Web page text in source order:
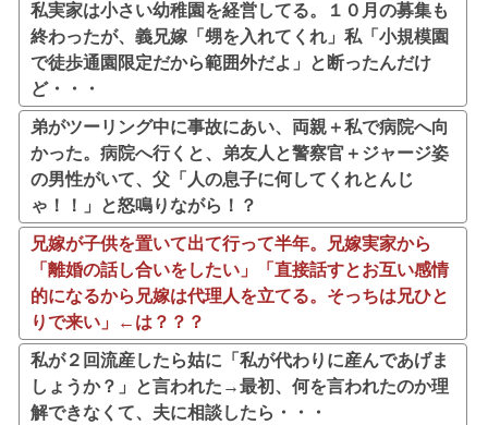
私実家は小さい幼稚園を経営してる。１０月の募集も
終わったが、義兄嫁「甥を入れてくれ」私「小規模園
で徒歩通園限定だから範囲外だよ」と断ったんだけ
ど・・・
弟がツーリング中に事故にあい、両親＋私で病院へ向
かった。病院へ行くと、弟友人と警察官＋ジャージ姿
の男性がいて、父「人の息子に何してくれとんじ
ゃ！！」と怒鳴りながら！？
兄嫁が子供を置いて出て行って半年。兄嫁実家から
「離婚の話し合いをしたい」「直接話すとお互い感情
的になるから兄嫁は代理人を立てる。そっちは兄ひと
りで来い」←は？？？
私が２回流産したら姑に「私が代わりに産んであげま
しょうか？」と言われた→最初、何を言われたのか理
解できなくて、夫に相談したら・・・